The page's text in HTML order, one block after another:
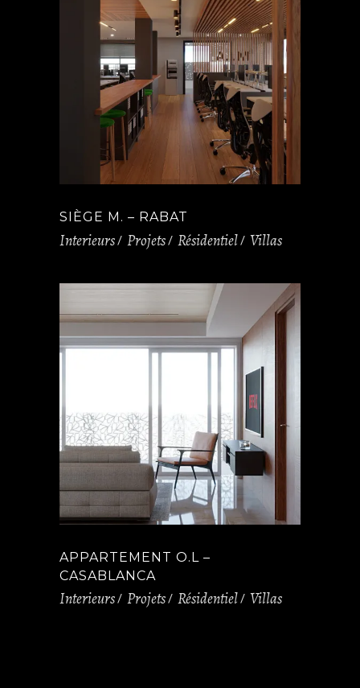
SIÈGE M. – RABAT
Interieurs Projets Résidentiel Villas
APPARTEMENT O.L –
CASABLANCA
Interieurs Projets Résidentiel Villas